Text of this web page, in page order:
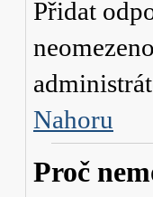
Přidat
Nahoru
Proč